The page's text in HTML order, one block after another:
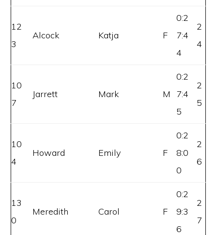
12
3
Alcock Katja F
0:2
7:4
4
2
4
10
7
Jarrett Mark M
0:2
7:4
5
2
5
10
4
Howard Emily F
0:2
8:0
0
2
6
13
0
Meredith Carol F
0:2
9:3
6
2
7